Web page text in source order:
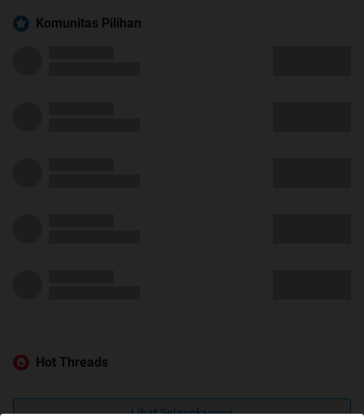
Komunitas Pilihan
Hot Threads
Lihat Selengkapnya